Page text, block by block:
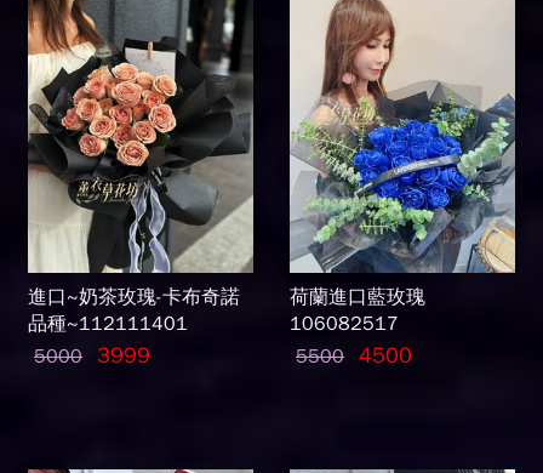
進口~奶茶玫瑰-卡布奇諾
品種~112111401
5000 3999
荷蘭進口藍玫瑰
106082517
5500 4500